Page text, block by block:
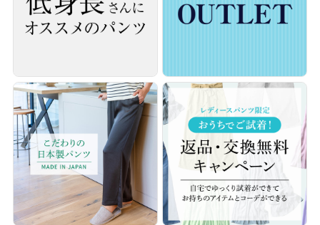
cafeからtabiまで、日常を上質に